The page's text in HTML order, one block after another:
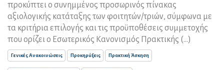
προκύπτει ο συνημμένος προσωρινός πίνακας
αξιολογικής κατάταξης των φοιτητών/τριών, σύμφωνα με
τα κριτήρια επιλογής και τις προϋποθέσεις συμμετοχής
που ορίζει ο Εσωτερικός Κανονισμός Πρακτικής (...)
Γενικές Ανακοινώσεις Προκηρύξεις Πρακτική Άσκηση